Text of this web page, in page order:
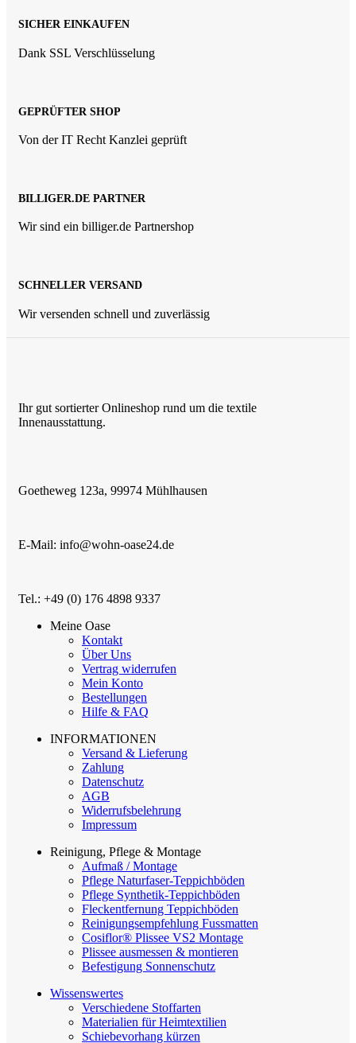
SICHER EINKAUFEN
Dank SSL Verschlüsselung
GEPRÜFTER SHOP
Von der IT Recht Kanzlei geprüft
BILLIGER.DE PARTNER
Wir sind ein billiger.de Partnershop
SCHNELLER VERSAND
Wir versenden schnell und zuverlässig
Ihr gut sortierter Onlineshop rund um die textile
Innenausstattung.
Goetheweg 123a, 99974 Mühlhausen
E-Mail: info@wohn-oase24.de
Tel.: +49 (0) 176 4898 9337
Meine Oase
Kontakt
Über Uns
Vertrag widerrufen
Mein Konto
Bestellungen
Hilfe & FAQ
INFORMATIONEN
Versand & Lieferung
Zahlung
Datenschutz
AGB
Widerrufsbelehrung
Impressum
Reinigung, Pflege & Montage
Aufmaß / Montage
Pflege Naturfaser-Teppichböden
Pflege Synthetik-Teppichböden
Fleckentfernung Teppichböden
Reinigungsempfehlung Fussmatten
Cosiflor® Plissee VS2 Montage
Plissee ausmessen & montieren
Befestigung Sonnenschutz
Wissenswertes
Verschiedene Stoffarten
Materialien für Heimtextilien
Schiebevorhang kürzen